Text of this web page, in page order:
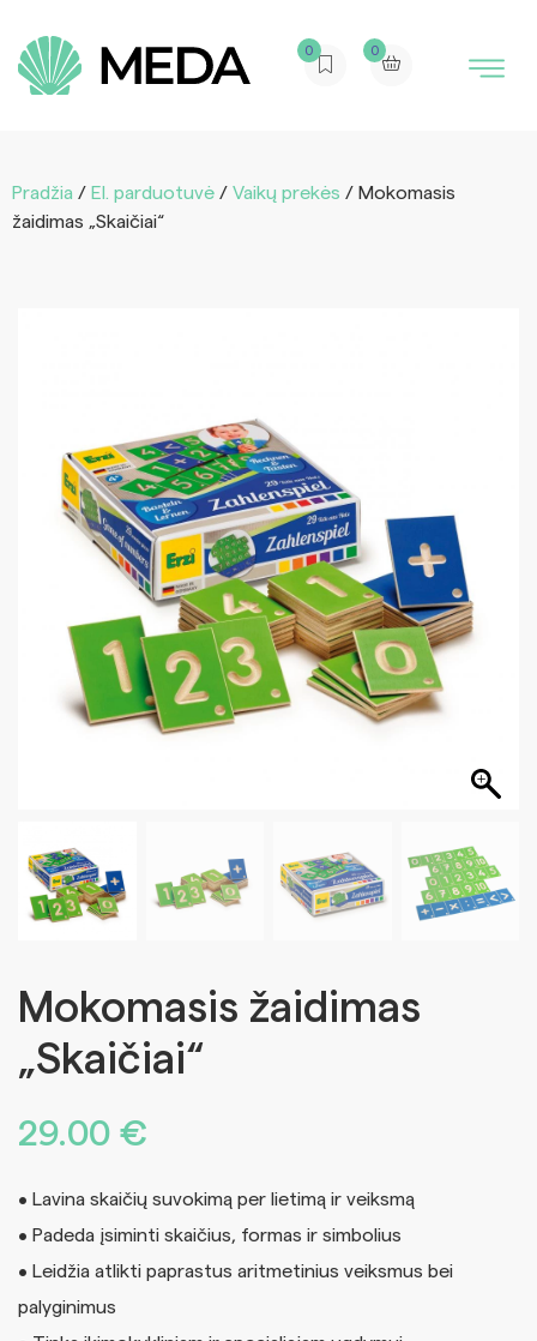
0 0
Pradžia / El. parduotuvė / Vaikų prekės / Mokomasis
žaidimas „Skaičiai“
Mokomasis žaidimas
„Skaičiai“
29.00 €
• Lavina skaičių suvokimą per lietimą ir veiksmą
• Padeda įsiminti skaičius, formas ir simbolius
• Leidžia atlikti paprastus aritmetinius veiksmus bei
palyginimus